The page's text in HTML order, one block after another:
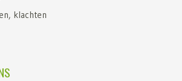
klachten